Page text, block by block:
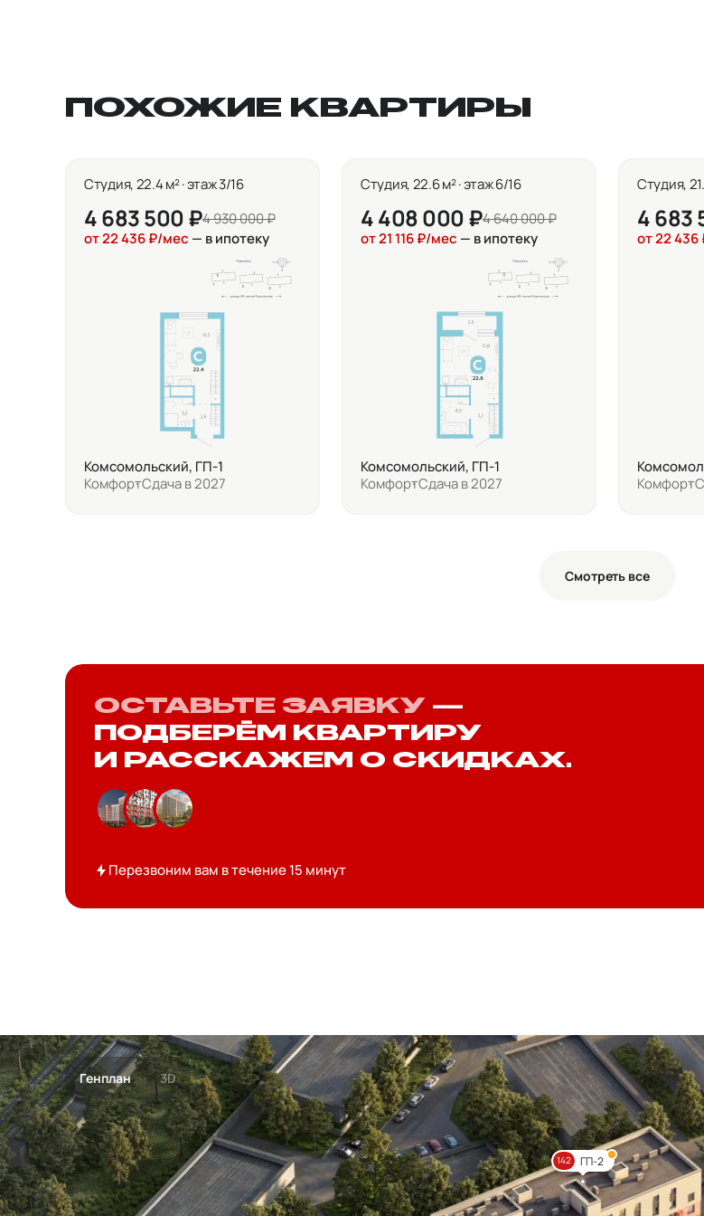
ПОХОЖИЕ КВАРТИРЫ
Студия, 22.4 м² · этаж 3/16
4 683 500 ₽4 930 000 ₽
от 22 436 ₽/мес — в ипотеку
Комсомольский, ГП-1
КомфортСдача в 2027
Студия, 22.6 м² · этаж 6/16
4 408 000 ₽4 640 000 ₽
от 21 116 ₽/мес — в ипотеку
Комсомольский, ГП-1
КомфортСдача в 2027
Студия,
4 683
от 22
Комфорт
Смотреть все
ОСТАВЬТЕ ЗАЯВКУ —
ПОДБЕРЁМ КВАРТИРУ
И РАССКАЖЕМ О СКИДКАХ.
Перезвоним вам в течение 15 минут
Генплан 3D
142 ГП-2